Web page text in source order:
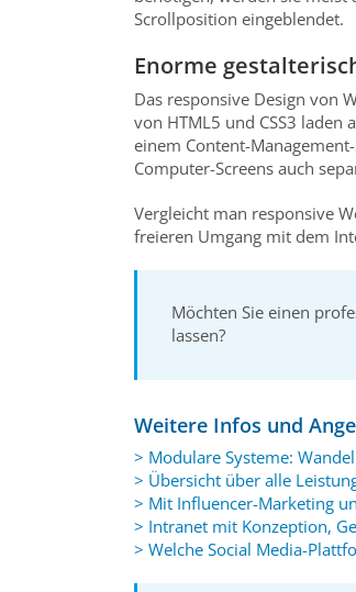
Scrollposition eingeblendet.
Enorme
Das responsive Design von
von HTML5 und CSS3
einem Content-
Computer-Screens auch
Vergleicht man responsive
freieren Umgang mit dem
Möchten Sie einen
lassen?
Weitere Infos und
> Modulare Systeme:
> Übersicht über alle
> Mit Influencer-Marketing
> Intranet mit Konzeption,
> Welche Social Media-